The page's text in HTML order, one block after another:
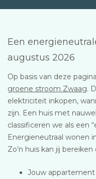
Een
augustus 2026
Op basis van deze
groene stroom Zwaag.
elektriciteit inkopen,
zijn. Een huis met
classificeren we als een
Energieneutraal wonen
Zo’n huis kan jij
Jouw appartement